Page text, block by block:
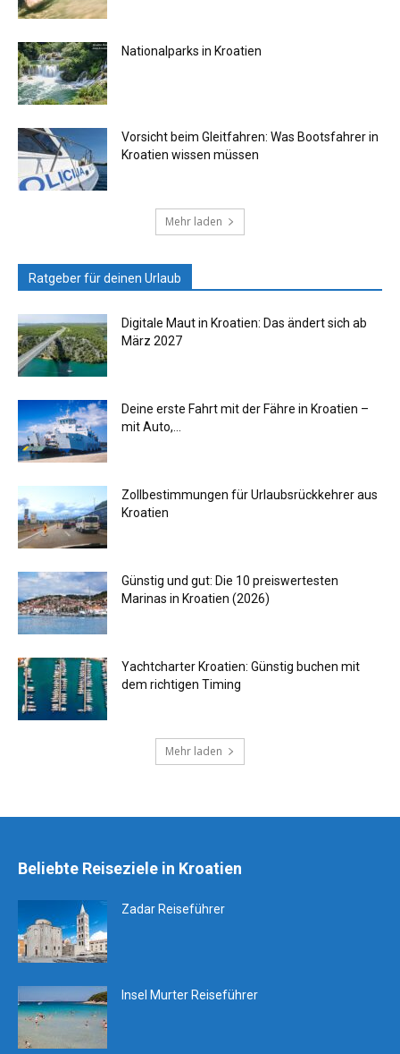
Nationalparks in Kroatien
Vorsicht beim Gleitfahren: Was Bootsfahrer in
Kroatien wissen müssen
Mehr laden
Ratgeber für deinen Urlaub
Digitale Maut in Kroatien: Das ändert sich ab
März 2027
Deine erste Fahrt mit der Fähre in Kroatien –
mit Auto,...
Zollbestimmungen für Urlaubsrückkehrer aus
Kroatien
Günstig und gut: Die 10 preiswertesten
Marinas in Kroatien (2026)
Yachtcharter Kroatien: Günstig buchen mit
dem richtigen Timing
Mehr laden
Beliebte Reiseziele in Kroatien
Zadar Reiseführer
Insel Murter Reiseführer